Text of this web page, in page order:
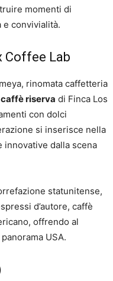
momenti di
convivialità.
Coffee Lab
rinomata caffetteria
caffè riserva di Finca Los
con dolci
si inserisce nella
dalla scena
statunitense,
d’autore, caffè
offrendo al
USA.